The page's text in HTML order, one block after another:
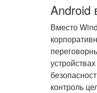
Android
Вместо
контроль